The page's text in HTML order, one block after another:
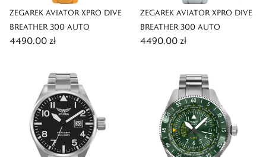
ZEGAREK AVIATOR XPRO DIVE
BREATHER 300 AUTO
4490,00 zł
ZEGAREK AVIATOR XPRO DIVE
BREATHER 300 AUTO
4490,00 zł